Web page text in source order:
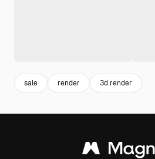
sale render 3d render